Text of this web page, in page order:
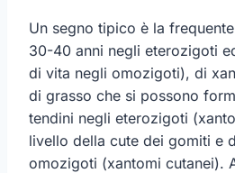
Un segno tipico è la
30-40 anni negli eterozigoti
di vita negli omozigoti), di
di grasso che si possono
tendini negli eterozigoti
livello della cute dei gomiti e
omozigoti (xantomi cutanei).